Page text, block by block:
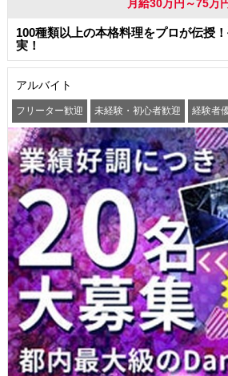
月給30万円～75万
100種類以上の本格料理をプロが伝授
実！
アルバイト
フリーター歓迎 未経験・初心者歓迎 経験者
学歴(中卒・高卒)不問 友達と一緒に応募OK
高収入・高額・高給 髪型・髪色自由 ネイル
社員登用あり